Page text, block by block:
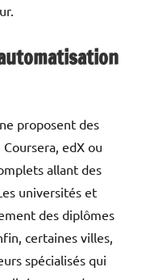
proposent des
edX ou
allant des
universités et
des diplômes
certaines villes,
spécialisés qui